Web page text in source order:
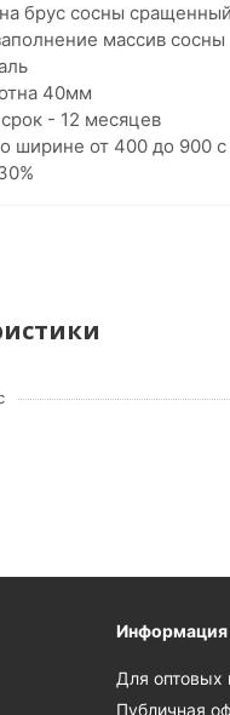
брус сосны сращенный
массив сосны
40мм
- 12 месяцев
ширине от 400 до 900
Информация
Для оптовых
Публичная